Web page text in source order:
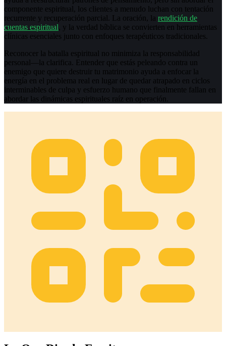
componente espiritual, los clientes a menudo luchan con tentación
recurrente y recuperación parcial. La oración, la rendición de
cuentas espiritual, y la verdad bíblica se convierten en herramientas
clínicas esenciales junto con enfoques terapéuticos tradicionales.
Reconocer la batalla espiritual no minimiza la responsabilidad
personal—la clarifica. Entender que estás peleando contra un
enemigo que quiere destruir tu matrimonio ayuda a enfocar la
energía en el problema real en lugar de quedar atrapado en ciclos
interminables de culpa y esfuerzo humano que finalmente fallan en
abordar las dinámicas espirituales raíz en operación.